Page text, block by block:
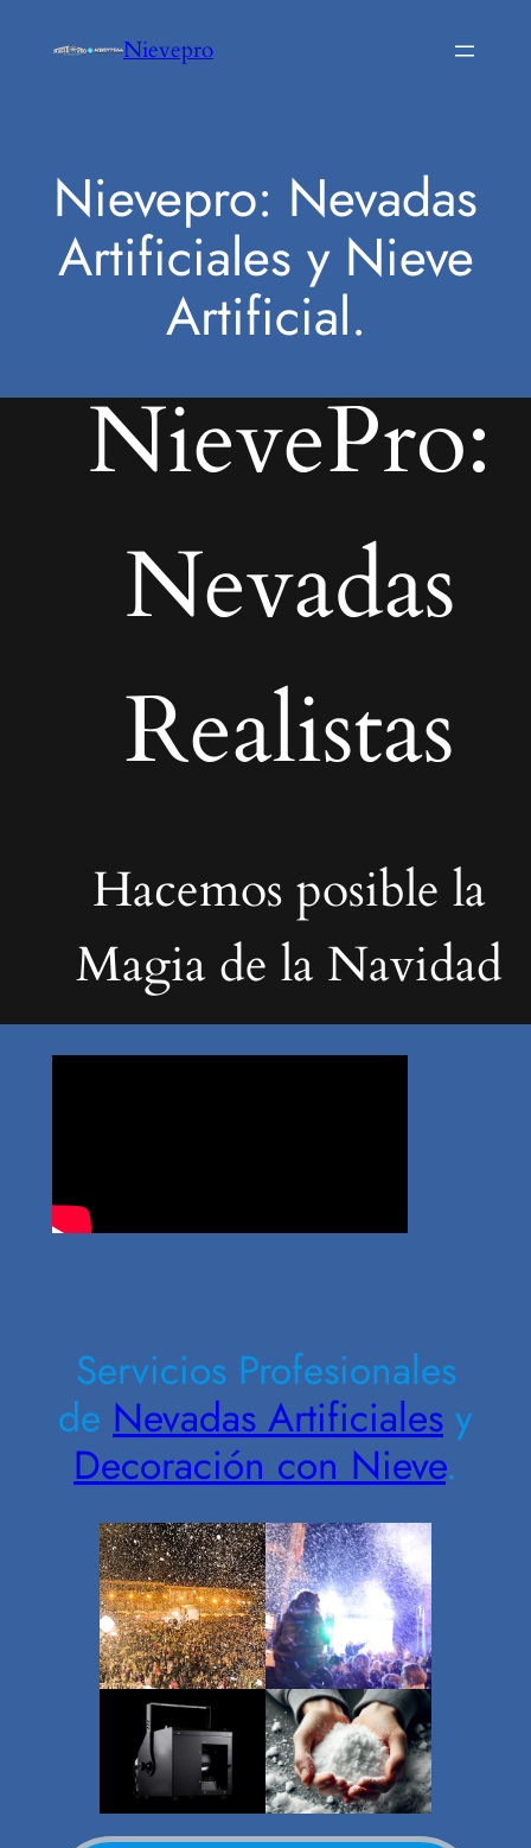
Nievepro
Nievepro: Nevadas
Artificiales y Nieve
Artificial.
NievePro:
Nevadas
Realistas
Hacemos posible la
Magia de la Navidad
Servicios Profesionales
de Nevadas Artificiales y
Decoración con Nieve.